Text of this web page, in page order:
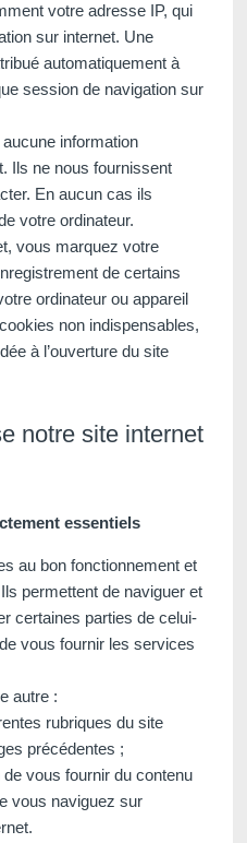
votre adresse IP, qui
sur internet. Une
automatiquement à
session de navigation sur
information
Ils ne nous fournissent
En aucun cas ils
votre ordinateur.
vous marquez votre
de certains
ordinateur ou appareil
non indispensables,
à l’ouverture du site
notre site internet
essentiels
au bon fonctionnement et
permettent de naviguer et
certaines parties de celui-
vous fournir les services
autre :
rubriques du site
précédentes ;
de vous fournir du contenu
vous naviguez sur
de données à caractère personnel ne
vigueur.